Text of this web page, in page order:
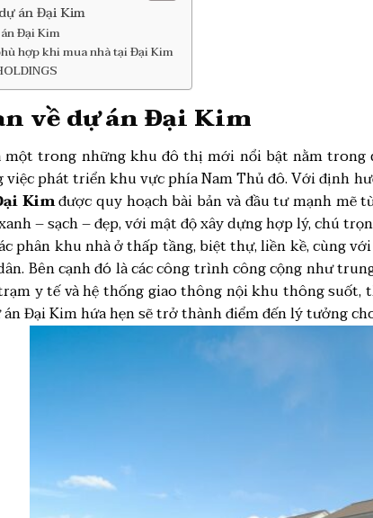
án Đại Kim
Đại Kim
hợp khi mua nhà tại Đại Kim
về dự án Đại Kim
trong những khu đô thị mới nổi bật nằm trong
phát triển khu vực phía Nam Thủ đô. Với định
Kimđược quy hoạch bài bản và đầu tư mạnh mẽ
– sạch – đẹp, với mật độ xây dựng hợp lý, chú
phân khu nhà ở thấp tầng, biệt thự, liền kề, cùng
Bên cạnh đó là các công trình công cộng như
y tế và hệ thống giao thông nội khu thông
Đại Kim hứa hẹn sẽ trở thành điểm đến lý tưởng